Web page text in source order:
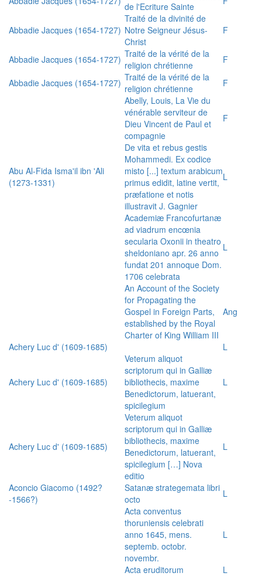
de l'Ecriture Sainte
Abbadie Jacques (1654-1727)
Traité de la divinité de
Notre Seigneur Jésus-
Christ
F
Abbadie Jacques (1654-1727) Traité de la vérité de la
religion chrétienne
F
Abbadie Jacques (1654-1727) Traité de la vérité de la
religion chrétienne
F
Abelly, Louis, La Vie du
vénérable serviteur de
Dieu Vincent de Paul et
compagnie
F
Abu Al-Fida Isma'il ibn 'Ali
(1273-1331)
De vita et rebus gestis
Mohammedi. Ex codice
misto [...] textum arabicum
primus edidit, latine vertit,
præfatione et notis
illustravit J. Gagnier
L
Academiæ Francofurtanæ
ad viadrum encœnia
secularia Oxonii in theatro
sheldoniano apr. 26 anno
fundat 201 annoque Dom.
1706 celebrata
L
An Account of the Society
for Propagating the
Gospel in Foreign Parts,
established by the Royal
Charter of King William III
Ang
Achery Luc d' (1609-1685) L
Achery Luc d' (1609-1685)
Veterum aliquot
scriptorum qui in Galliæ
bibliothecis, maxime
Benedictorum, latuerant,
spicilegium
L
Achery Luc d' (1609-1685)
Veterum aliquot
scriptorum qui in Galliæ
bibliothecis, maxime
Benedictorum, latuerant,
spicilegium […] Nova
editio
L
Aconcio Giacomo (1492?
-1566?)
Satanæ strategemata libri
octo
L
Acta conventus
thoruniensis celebrati
anno 1645, mens.
septemb. octobr.
novembr.
L
Acta eruditorum
L